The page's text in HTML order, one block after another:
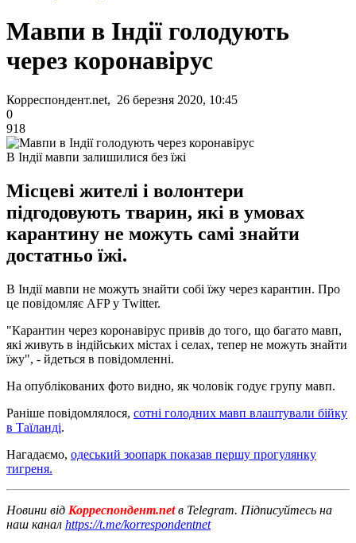
Мавпи в Індії голодують
через коронавірус
Корреспондент.net, 26 березня 2020, 10:45
0
918
В Індії мавпи залишилися без їжі
Місцеві жителі і волонтери
підгодовують тварин, які в умовах
карантину не можуть самі знайти
достатньо їжі.
В Індії мавпи не можуть знайти собі їжу через карантин. Про
це повідомляє AFP у Twitter.
"Карантин через коронавірус привів до того, що багато мавп,
які живуть в індійських містах і селах, тепер не можуть знайти
їжу", - йдеться в повідомленні.
На опублікованих фото видно, як чоловік годує групу мавп.
Раніше повідомлялося, сотні голодних мавп влаштували бійку
в Таїланді.
Нагадаємо, одеський зоопарк показав першу прогулянку
тигреня.
Новини від Корреспондент.netв Telegram. Підписуйтесь на
наш канал https://t.me/korrespondentnet